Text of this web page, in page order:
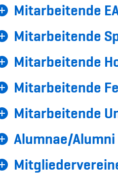
Mitarbeitende
Mitarbeitende
Mitarbeitende
Mitarbeitende
Mitarbeitende
Alumnae/Alumni